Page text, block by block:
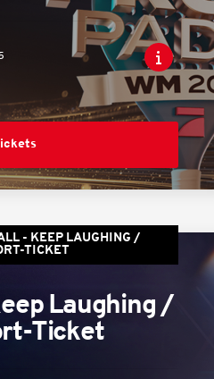
- KEEP LAUGHING /
TICKET
Laughing /
Ticket